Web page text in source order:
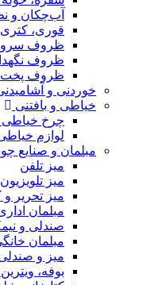
آب‌چکان و
قوری،
ظروف سرو
ظروف
ظروف
خوردنی و
خیاطی و بافتنی
چرخ خیاطی
لوازم
مبلمان و صنایع
میز تلفن
میز تلویزیون
میز تحریر و
مبلمان
صندلی و
مبلمان
میز و
بوفه،